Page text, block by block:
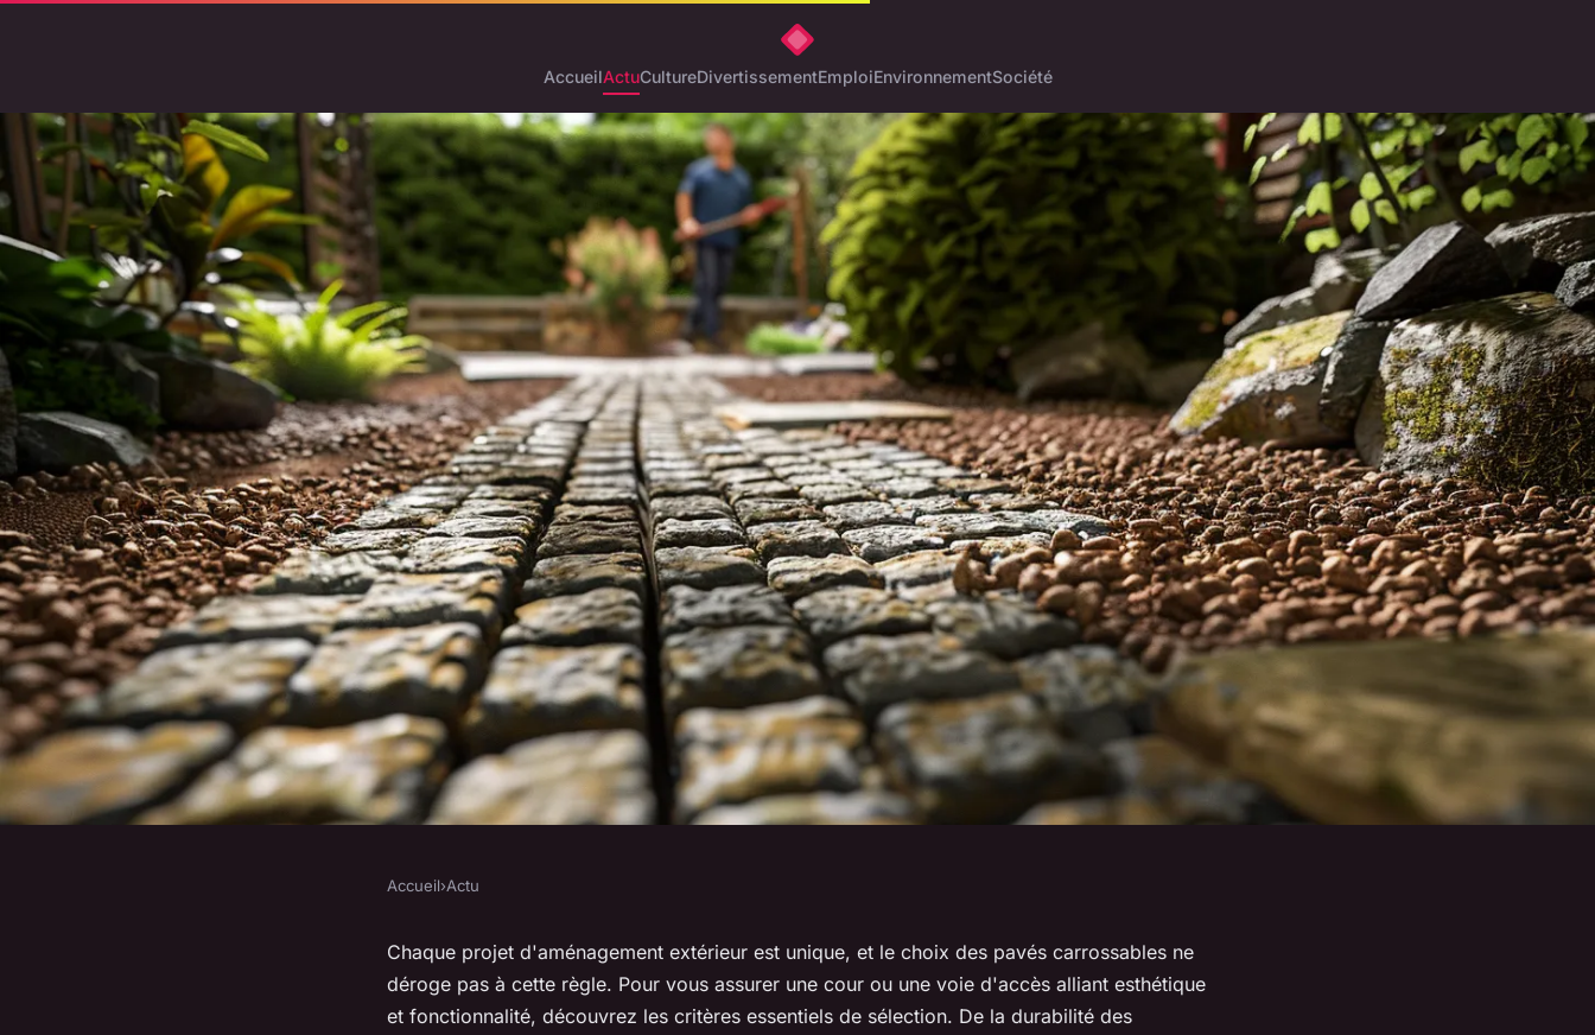
AccueilActuCultureDivertissementEmploiEnvironnementSociété
Choix de pavés carrossables pour
Accueil›Actu
Chaque projet d'aménagement extérieur est unique, et le choix des pavés carrossables ne
déroge pas à cette règle. Pour vous assurer une cour ou une voie d'accès alliant esthétique
et fonctionnalité, découvrez les critères essentiels de sélection. De la durabilité des